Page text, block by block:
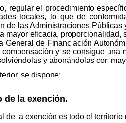
regular el procedimiento
locales, lo que de
de las Administraciones
mayor eficacia,
General de Financiación
y se consigue una
y abonándolas con
se dispone:
la exención.
de la exención es todo el territorio